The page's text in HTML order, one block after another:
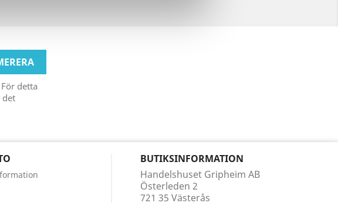
detta
BUTIKSINFORMATION
Handelshuset Gripheim AB
Österleden 2
721 35 Västerås